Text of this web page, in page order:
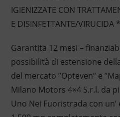
IGIENIZZATE CON
E DISINFETTANTE/VIRUCIDA
Garantita 12 mesi –
possibilità di estensione
del mercato ”Opteven” e
Milano Motors 4×4 S.r.l. da
Uno Nei Fuoristrada con